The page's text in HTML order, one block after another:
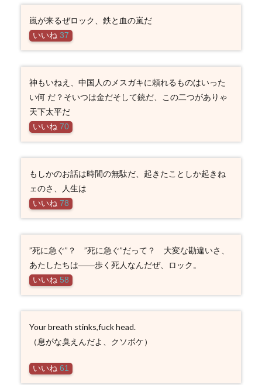
嵐が来るぜロック、鉄と血の嵐だ
いいね 37
神もいねえ、中国人のメスガキに頼れるものはいった
い何 だ？そいつは金だそして銃だ、この二つがありゃ
天下太平だ
いいね 70
もしかのお話は時間の無駄だ、起きたことしか起きね
ェのさ、人生は
いいね 78
”死に急ぐ”？ ”死に急ぐ”だって？ 大変な勘違いさ、
あたしたちは――歩く死人なんだぜ、ロック。
いいね 58
Your breath stinks,fuck head.
（息がな臭えんだよ、クソボケ）
いいね 61